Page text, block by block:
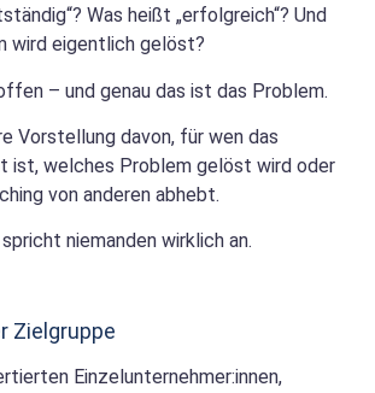
Was heißt „erfolgreich“? Und
wird eigentlich gelöst?
– und genau das ist das Problem.
Vorstellung davon, für wen das
ist, welches Problem gelöst wird oder
von anderen abhebt.
spricht niemanden wirklich an.
Zielgruppe
Einzelunternehmer:innen,